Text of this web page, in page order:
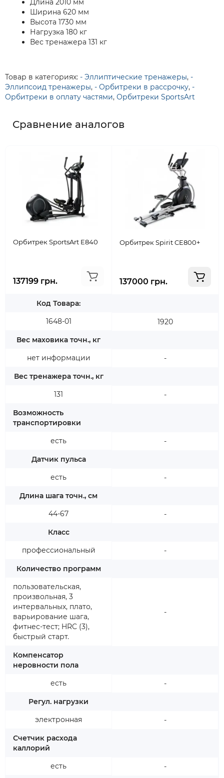
Длина 2010 мм
Ширина 620 мм
Высота 1730 мм
Нагрузка 180 кг
Вес тренажера 131 кг
Товар в категориях: - Эллиптические тренажеры, -
Эллипсоид тренажеры, - Орбитреки в рассрочку, -
Орбитреки в оплату частями, Орбитреки SportsArt
Сравнение аналогов
Орбитрек SportsArt E840
137199 грн.
Код Товара:
1648-01
Вес маховика точн., кг
нет информации
Вес тренажера точн., кг
131
Возможность
транспортировки
есть
Датчик пульса
есть
Длина шага точн., см
44-67
Класс
профессиональный
Количество программ
пользовательская,
произвольная, 3
интервальных, плато,
варьирование шага,
фитнес-тест; HRC (3),
быстрый старт.
Компенсатор
неровности пола
есть
Регул. нагрузки
электронная
Счетчик расхода
каллорий
есть
Орбитрек Spirit CE800+
137000 грн.
1920
-
-
-
-
-
-
-
-
-
-